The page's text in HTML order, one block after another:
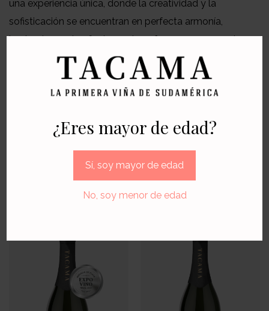
¿Eres mayor de edad?
Sí, soy mayor de edad
No, soy menor de edad
una experiencia única, donde la creatividad y la
sofisticación se encuentran en perfecta armonía,
haciendo que tus fiestas se transformen en recuerdos
memorables.
Descubre nuestra variedad de
y explora cuáles
Sorprende a tus invitados con combinaciones originales
y llenas de sabor que harán de cada celebración un
Productos recomendados